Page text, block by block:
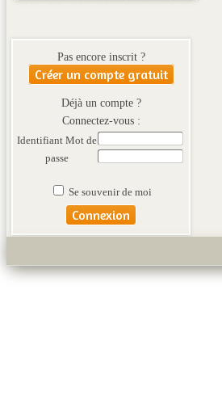
Pas encore inscrit ?
Créer un compte gratuit
Déjà un compte ?
Connectez-vous :
Identifiant Mot de
passe
Se souvenir de moi